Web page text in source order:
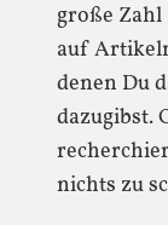
große Zahl
auf
denen Du
dazugibst.
nichts zu